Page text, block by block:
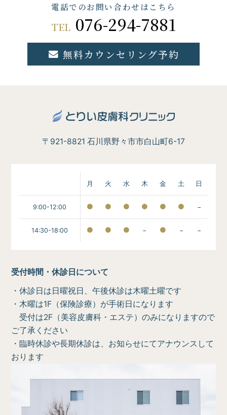
電話でのお問い合わせはこちら
TEL 076-294-7881
無料カウンセリング予約
〒921-8821 石川県野々市市白山町6-17
月 火 水 木 金 土 日
9:00-12:00 −
14:30-18:00 − − −
受付時間・休診日について
・休診日は日曜祝日、午後休診は木曜土曜です
・木曜は1F（保険診療）が手術日になります
受付は2F（美容皮膚科・エステ）のみになりますので
ご了承ください
・臨時休診や長期休診は、お知らせにてアナウンスして
おります